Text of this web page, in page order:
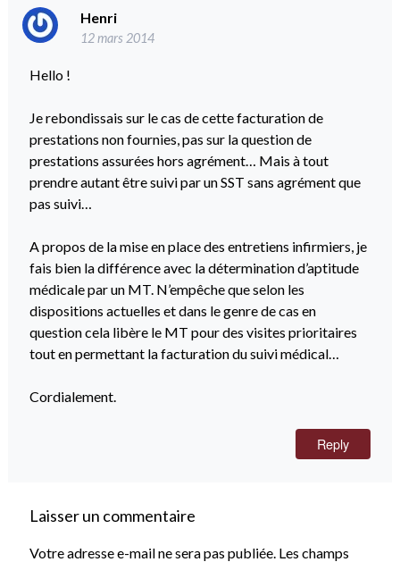
Henri
12 mars 2014
Hello !
Je rebondissais sur le cas de cette facturation de
prestations non fournies, pas sur la question de
prestations assurées hors agrément… Mais à tout
prendre autant être suivi par un SST sans agrément que
pas suivi…
A propos de la mise en place des entretiens infirmiers, je
fais bien la différence avec la détermination d’aptitude
médicale par un MT. N’empêche que selon les
dispositions actuelles et dans le genre de cas en
question cela libère le MT pour des visites prioritaires
tout en permettant la facturation du suivi médical…
Cordialement.
Reply
Laisser un commentaire
Votre adresse e-mail ne sera pas publiée. Les champs